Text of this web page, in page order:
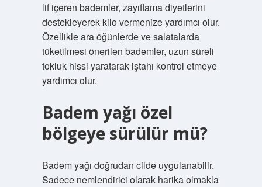
lif içeren bademler, zayıflama diyetlerini
destekleyerek kilo vermenize yardımcı olur.
Özellikle ara öğünlerde ve salatalarda
tüketilmesi önerilen bademler, uzun süreli
tokluk hissi yaratarak iştahı kontrol etmeye
yardımcı olur.
Badem yağı özel
bölgeye sürülür mü?
Badem yağı doğrudan cilde uygulanabilir.
Sadece nemlendirici olarak harika olmakla